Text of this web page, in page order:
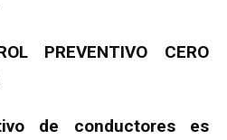
PREVENTIVO CERO
de conductores es